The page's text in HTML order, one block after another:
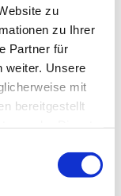
zu
zu Ihrer
Partner für
weiter. Unsere
mit
bereitgestellt